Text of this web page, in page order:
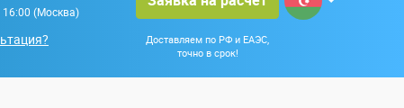
16:00 (Москва)
Доставляем по РФ и ЕАЭС,
точно в срок!